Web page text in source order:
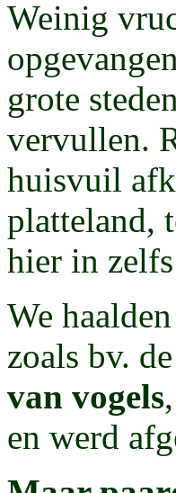
Weinig
grote
vervullen.
huisvuil
platteland,
hier in
We
zoals bv. de
van vogels
en werd